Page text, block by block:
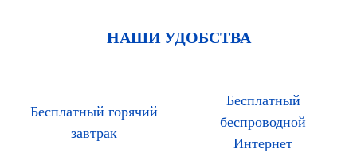
НАШИ УДОБСТВА
Бесплатный горячий
завтрак
Бесплатный
беспроводной
Интернет